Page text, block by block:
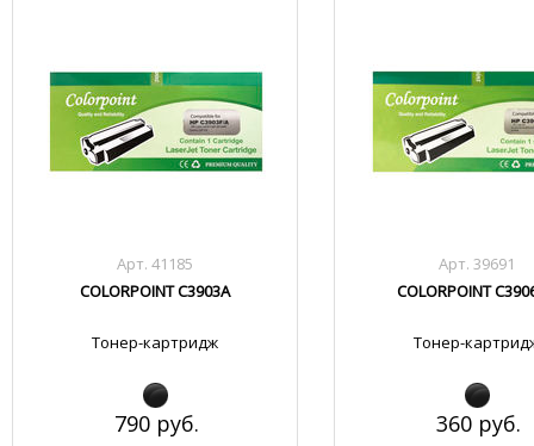
Арт. 41185
COLORPOINT C3903A
Тонер-картридж
790 руб.
Арт. 39691
COLORPOINT
Тонер-
360 руб.